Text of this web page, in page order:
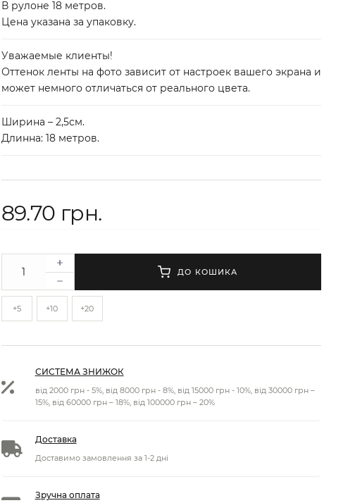
В рулоне 18 метров.
Цена указана за упаковку.
Уважаемые клиенты!
Оттенок ленты на фото зависит от настроек вашего экрана и
может немного отличаться от реального цвета.
Ширина – 2,5см.
Длинна: 18 метров.
89.70 грн.
+5 +10 +20
ДО КОШИКА
СИСТЕМА ЗНИЖОК
від 2000 грн - 5%, від 8000 грн - 8%, від 15000 грн - 10%, від 30000 грн –
15%, від 60000 грн – 18%, від 100000 грн – 20%
Доставка
Доставимо замовлення за 1-2 дні
Зручна оплата